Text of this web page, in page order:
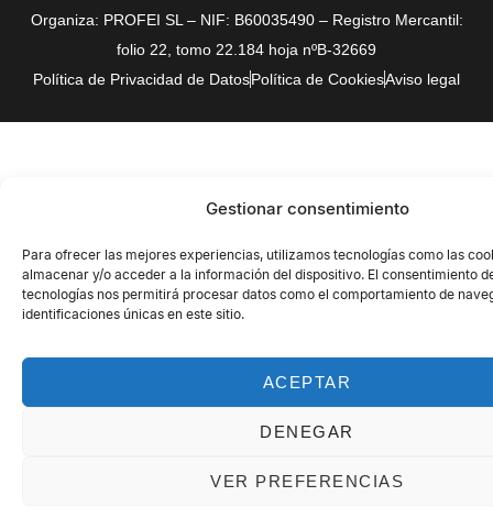
Gestionar consentimiento
Para ofrecer las mejores experiencias, utilizamos tecnologías como las
almacenar y/o acceder a la información del dispositivo. El consentimiento
tecnologías nos permitirá procesar datos como el comportamiento de
identificaciones únicas en este sitio.
ACEPTAR
DENEGAR
VER PREFERENCIAS
Organiza: PROFEI SL – NIF: B60035490 – Registro Mercantil:
folio 22, tomo 22.184 hoja nºB-32669
Política de Privacidad de DatosPolítica de CookiesAviso legal